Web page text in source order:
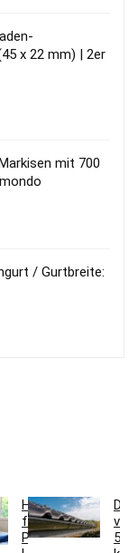
x 22 mm) | 2er
mit 700
/ Gurtbreite:
Hotelbettwäsche
für
Privatkunden:
5